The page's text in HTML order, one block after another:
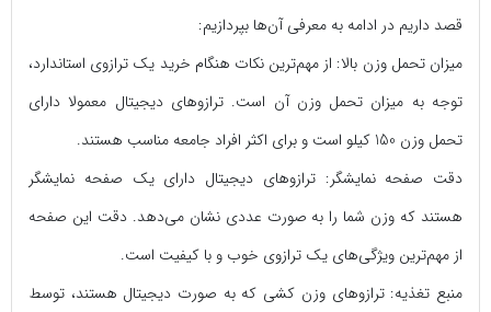
قصد داریم در ادامه به معرفی آن‌ها بپردازیم:
میزان تحمل وزن بالا: از مهم‌ترین نکات هنگام خرید یک ترازوی استاندارد،
توجه به میزان تحمل وزن آن است. ترازو‌های دیجیتال معمولا دارای
تحمل وزن 150 کیلو ‌است و برای اکثر افراد جامعه مناسب هستند.
دقت صفحه نمایشگر: ترازو‌های دیجیتال دارای یک صفحه نمایشگر
هستند که وزن شما را به صورت عددی نشان می‌دهد. دقت این صفحه
از مهم‌ترین ویژگی‌های یک ترازوی خوب و با کیفیت ‌است.
منبع تغذیه: ترازو‌های وزن کشی که به صورت دیجیتال هستند، توسط